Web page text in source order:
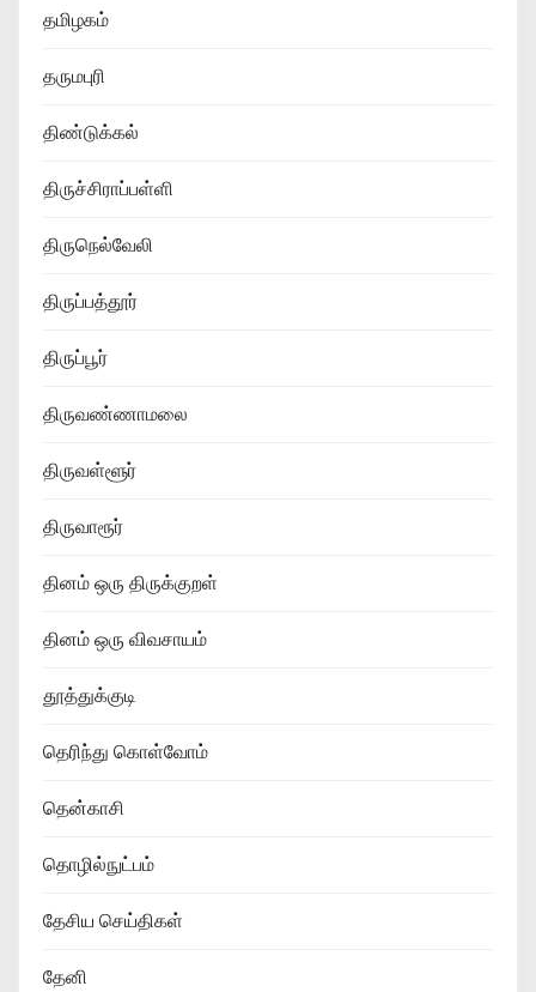
தமிழகம்
தருமபுரி
திண்டுக்கல்
திருச்சிராப்பள்ளி
திருநெல்வேலி
திருப்பத்தூர்
திருப்பூர்
திருவண்ணாமலை
திருவள்ளூர்
திருவாரூர்
தினம் ஒரு திருக்குறள்
தினம் ஒரு விவசாயம்
தூத்துக்குடி
தெரிந்து கொள்வோம்
தென்காசி
தொழில்நுட்பம்
தேசிய செய்திகள்
தேனி